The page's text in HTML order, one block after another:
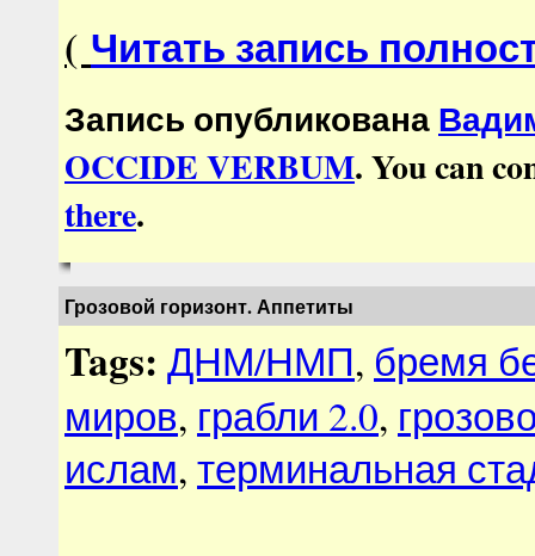
( Читать запись
Запись опубликована
OCCIDE VERBUM. You can
there.
Грозовой горизонт. Аппетиты
Tags: ДНМ/НМП, бремя
миров, грабли 2.0,
ислам, терминальная